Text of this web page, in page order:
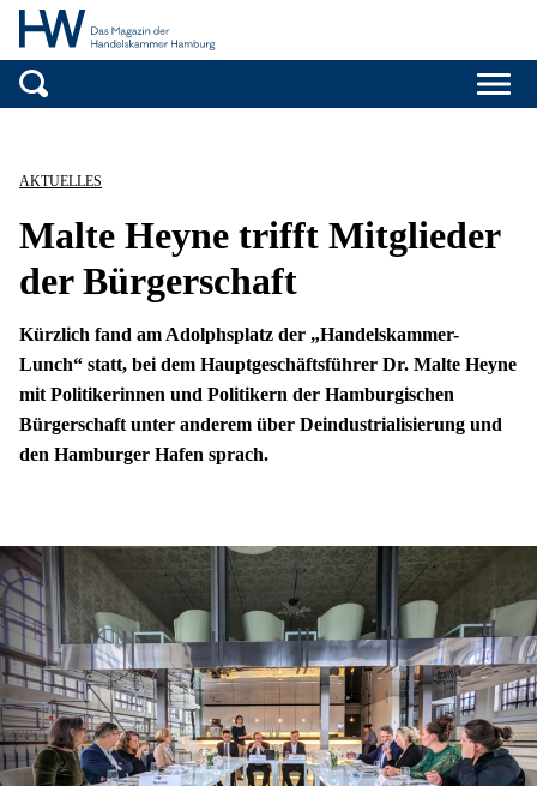
Handelskammer
AKTUELLES
Malte Heyne trifft Mitglieder
der ​​​​​​​Bürgerschaft
Kürzlich fand am Adolphsplatz der „Handelskammer-
Lunch“ statt, bei dem Hauptgeschäftsführer Dr. Malte Heyne
mit Politikerinnen und Politikern der Hamburgischen
Bürgerschaft unter anderem über Deindustrialisierung und
den Hamburger Hafen sprach.